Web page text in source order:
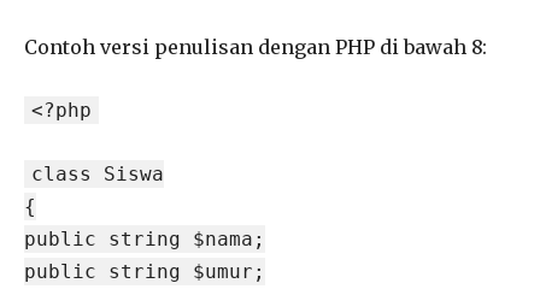
Contoh versi penulisan dengan PHP di bawah 8:
<?php
class Siswa
{
public string $nama;
public string $umur;